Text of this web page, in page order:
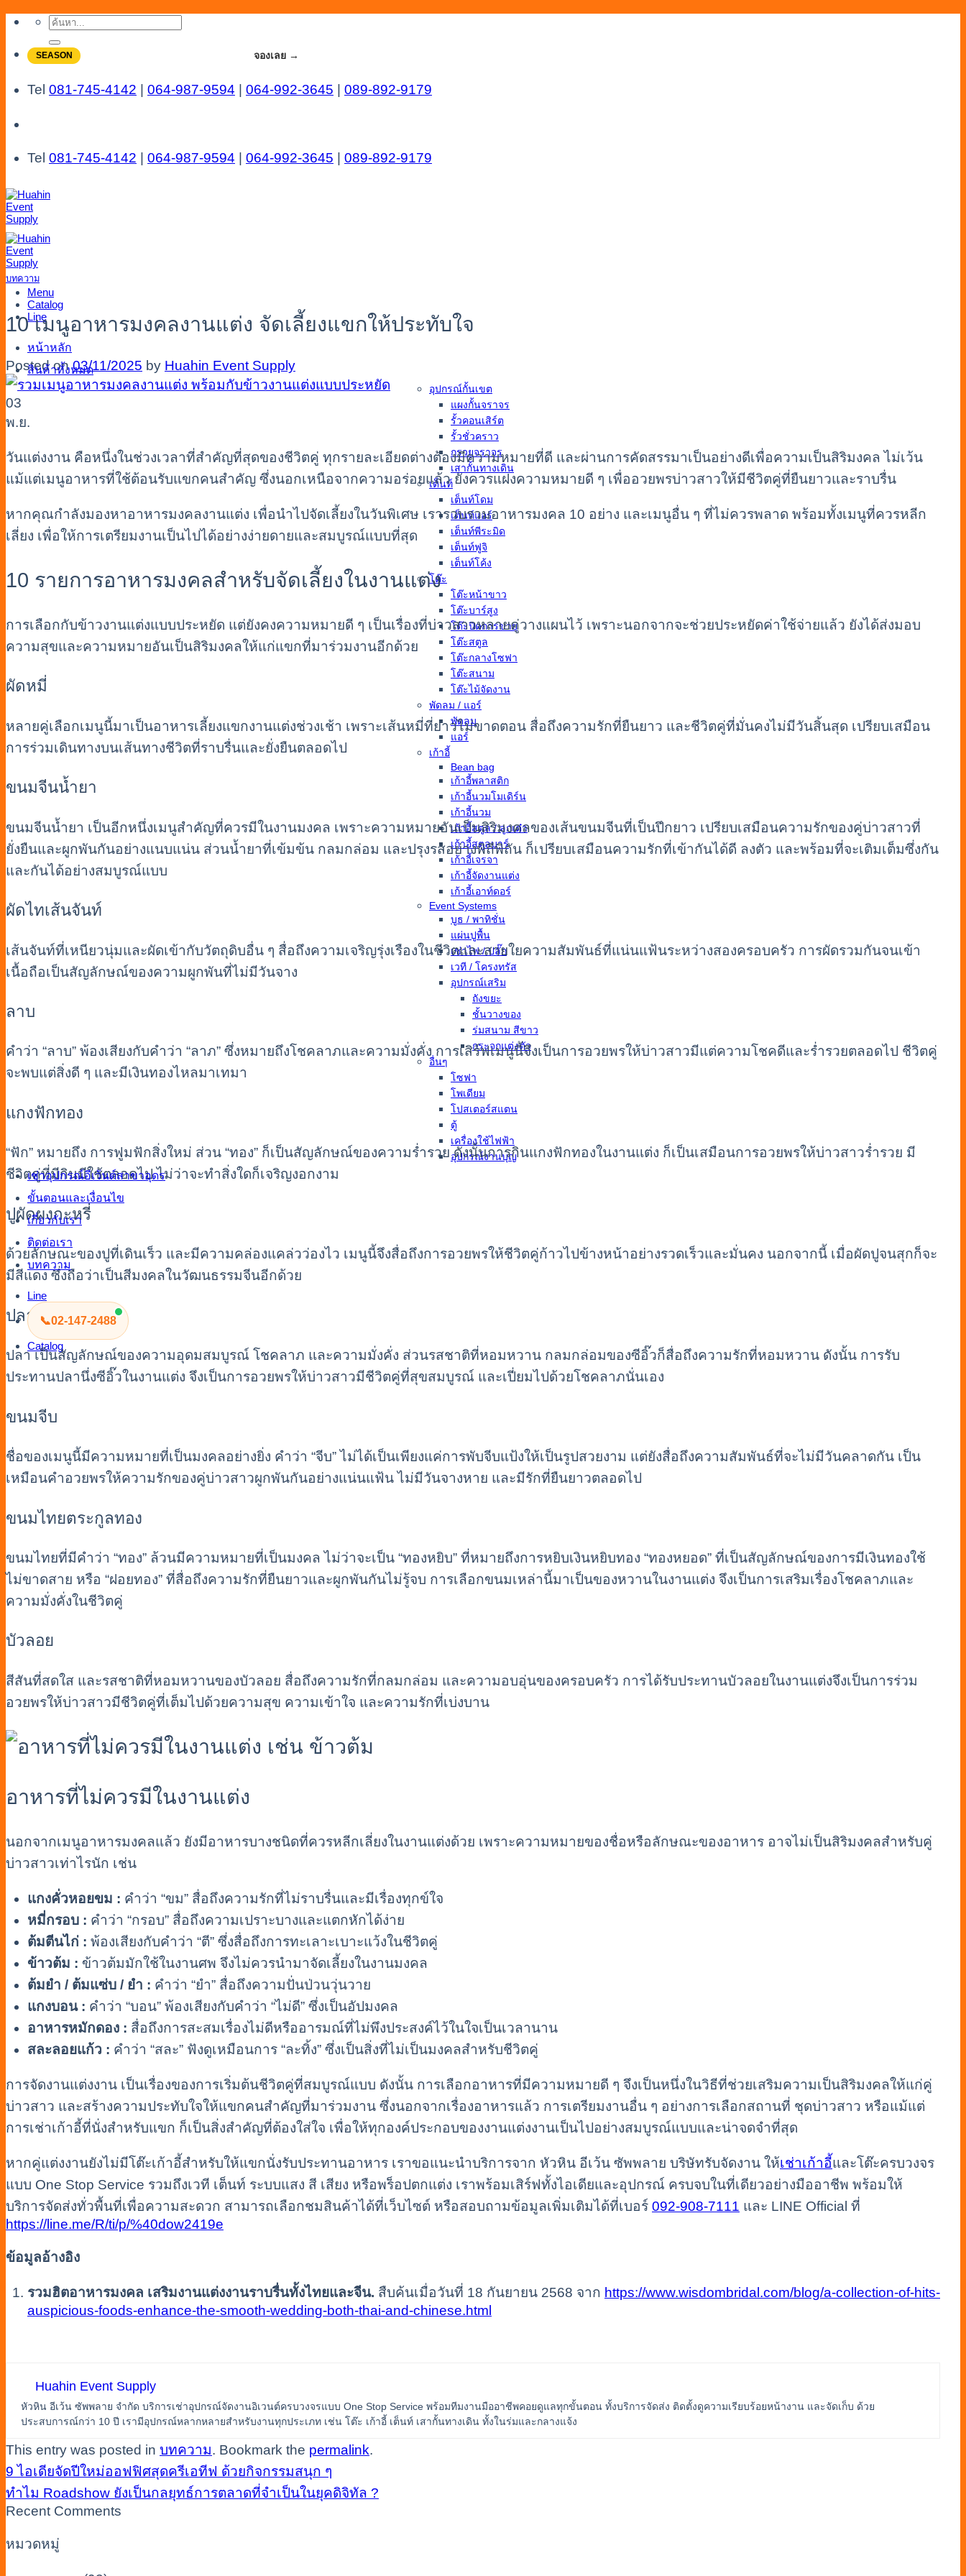
Skip
content
ค้นหา:
SEASON จองเลย →
Tel 081-745-4142 064-987-9594 064-992-3645 089-892-9179
Tel 081-745-4142 064-987-9594 064-992-3645 089-892-9179
Menu
Catalog
Line
หน้าหลัก
สินค้าทั้งหมด
อุปกรณ์กั้นเขต
แผงกั้นจราจร
รั้วคอนเสิร์ต
รั้วชั่วคราว
กรวยจราจร
เสากั้นทางเดิน
เต็นท์
เต็นท์โดม
เต็นท์แอร์
เต็นท์พีระมิด
เต็นท์ฟูจิ
เต็นท์โค้ง
โต๊ะ
โต๊ะหน้าขาว
โต๊ะบาร์สูง
โต๊ะปิดการขาย
โต๊ะสตูล
โต๊ะกลางโซฟา
โต๊ะสนาม
โต๊ะไม้จัดงาน
พัดลม / แอร์
พัดลม
แอร์
เก้าอี้
Bean bag
เก้าอี้พลาสติก
เก้าอี้นวมโมเดิร์น
เก้าอี้นวม
เก้าอี้สตูล / ลูกเต๋า
เก้าอี้สตูลบาร์
เก้าอี้เจรจา
เก้าอี้จัดงานแต่ง
เก้าอี้เอาท์ดอร์
Event Systems
บูธ / พาทิชั่น
แผ่นปูพื้น
เช่าไฟ / ปลั๊ก
เวที / โครงทรัส
อุปกรณ์เสริม
ถังขยะ
ชั้นวางของ
ร่มสนาม สีขาว
กระจกแต่งตัว
อื่นๆ
โซฟา
โพเดียม
โปสเตอร์สแตน
ตู้
เครื่องใช้ไฟฟ้า
อุปกรณ์งานบุญ
เช่าอุปกรณ์อีเว้นต์สาขาอุดร
ขั้นตอนและเงื่อนไข
เกี่ยวกับเรา
ติดต่อเรา
บทความ
Line
📞02-147-2488
Catalog
บทความ
10 เมนูอาหารมงคลงานแต่ง จัดเลี้ยงแขกให้ประทับใจ
Posted on03/11/2025 by Huahin Event Supply
03
พ.ย.
วันแต่งงาน คือหนึ่งในช่วงเวลาที่สำคัญที่สุดของชีวิตคู่ ทุกรายละเอียดต่างต้องมีความหมายที่ดี และผ่านการคัดสรรมาเป็นอย่างดีเพื่อความเป็นสิริมงคล ไม่เว้น
แม้แต่เมนูอาหารที่ใช้ต้อนรับแขกคนสำคัญ ซึ่งนอกเหนือจากความอร่อยแล้ว ยังควรแฝงความหมายดี ๆ เพื่ออวยพรบ่าวสาวให้มีชีวิตคู่ที่ยืนยาวและราบรื่น
หากคุณกำลังมองหาอาหารมงคลงานแต่ง เพื่อนำไปจัดเลี้ยงในวันพิเศษ เรารวบรวมอาหารมงคล 10 อย่าง และเมนูอื่น ๆ ที่ไม่ควรพลาด พร้อมทั้งเมนูที่ควรหลีก
เลี่ยง เพื่อให้การเตรียมงานเป็นไปได้อย่างง่ายดายและสมบูรณ์แบบที่สุด
10 รายการอาหารมงคลสำหรับจัดเลี้ยงในงานแต่ง
การเลือกกับข้าวงานแต่งแบบประหยัด แต่ยังคงความหมายดี ๆ เป็นเรื่องที่บ่าวสาวหลายคู่วางแผนไว้ เพราะนอกจากจะช่วยประหยัดค่าใช้จ่ายแล้ว ยังได้ส่งมอบ
ความสุขและความหมายอันเป็นสิริมงคลให้แก่แขกที่มาร่วมงานอีกด้วย
ผัดหมี่
หลายคู่เลือกเมนูนี้มาเป็นอาหารเลี้ยงแขกงานแต่งช่วงเช้า เพราะเส้นหมี่ที่ยาวไม่ขาดตอน สื่อถึงความรักที่ยืนยาว และชีวิตคู่ที่มั่นคงไม่มีวันสิ้นสุด เปรียบเสมือน
การร่วมเดินทางบนเส้นทางชีวิตที่ราบรื่นและยั่งยืนตลอดไป
ขนมจีนน้ำยา
ขนมจีนน้ำยา เป็นอีกหนึ่งเมนูสำคัญที่ควรมีในงานมงคล เพราะความหมายอันเป็นสิริมงคลของเส้นขนมจีนที่เป็นปึกยาว เปรียบเสมือนความรักของคู่บ่าวสาวที่
ยั่งยืนและผูกพันกันอย่างแนบแน่น ส่วนน้ำยาที่เข้มข้น กลมกล่อม และปรุงรสอย่างพิถีพิถัน ก็เปรียบเสมือนความรักที่เข้ากันได้ดี ลงตัว และพร้อมที่จะเติมเต็มซึ่งกัน
และกันได้อย่างสมบูรณ์แบบ
ผัดไทเส้นจันท์
เส้นจันท์ที่เหนียวนุ่มและผัดเข้ากับวัตถุดิบอื่น ๆ สื่อถึงความเจริญรุ่งเรืองในชีวิตและสายใยความสัมพันธ์ที่แน่นแฟ้นระหว่างสองครอบครัว การผัดรวมกันจนเข้า
เนื้อถือเป็นสัญลักษณ์ของความผูกพันที่ไม่มีวันจาง
ลาบ
คำว่า “ลาบ” พ้องเสียงกับคำว่า “ลาภ” ซึ่งหมายถึงโชคลาภและความมั่งคั่ง การเสิร์ฟเมนูนี้จึงเป็นการอวยพรให้บ่าวสาวมีแต่ความโชคดีและร่ำรวยตลอดไป ชีวิตคู่
จะพบแต่สิ่งดี ๆ และมีเงินทองไหลมาเทมา
แกงฟักทอง
“ฟัก” หมายถึง การฟูมฟักสิ่งใหม่ ส่วน “ทอง” ก็เป็นสัญลักษณ์ของความร่ำรวย ดังนั้นการกินแกงฟักทองในงานแต่ง ก็เป็นเสมือนการอวยพรให้บ่าวสาวร่ำรวย มี
ชีวิตคู่ที่มีกินมีใช้ตลอดไป ไม่ว่าจะทำสิ่งใดก็เจริญงอกงาม
ปูผัดผงกะหรี่
ด้วยลักษณะของปูที่เดินเร็ว และมีความคล่องแคล่วว่องไว เมนูนี้จึงสื่อถึงการอวยพรให้ชีวิตคู่ก้าวไปข้างหน้าอย่างรวดเร็วและมั่นคง นอกจากนี้ เมื่อผัดปูจนสุกก็จะ
มีสีแดง ซึ่งถือว่าเป็นสีมงคลในวัฒนธรรมจีนอีกด้วย
ปลานึ่งซีอิ๊ว
ปลา เป็นสัญลักษณ์ของความอุดมสมบูรณ์ โชคลาภ และความมั่งคั่ง ส่วนรสชาติที่หอมหวาน กลมกล่อมของซีอิ๊วก็สื่อถึงความรักที่หอมหวาน ดังนั้น การรับ
ประทานปลานึ่งซีอิ๊วในงานแต่ง จึงเป็นการอวยพรให้บ่าวสาวมีชีวิตคู่ที่สุขสมบูรณ์ และเปี่ยมไปด้วยโชคลาภนั่นเอง
ขนมจีบ
ชื่อของเมนูนี้มีความหมายที่เป็นมงคลอย่างยิ่ง คำว่า “จีบ” ไม่ได้เป็นเพียงแค่การพับจีบแป้งให้เป็นรูปสวยงาม แต่ยังสื่อถึงความสัมพันธ์ที่จะไม่มีวันคลาดกัน เป็น
เหมือนคำอวยพรให้ความรักของคู่บ่าวสาวผูกพันกันอย่างแน่นแฟ้น ไม่มีวันจางหาย และมีรักที่ยืนยาวตลอดไป
ขนมไทยตระกูลทอง
ขนมไทยที่มีคำว่า “ทอง” ล้วนมีความหมายที่เป็นมงคล ไม่ว่าจะเป็น “ทองหยิบ” ที่หมายถึงการหยิบเงินหยิบทอง “ทองหยอด” ที่เป็นสัญลักษณ์ของการมีเงินทองใช้
ไม่ขาดสาย หรือ “ฝอยทอง” ที่สื่อถึงความรักที่ยืนยาวและผูกพันกันไม่รู้จบ การเลือกขนมเหล่านี้มาเป็นของหวานในงานแต่ง จึงเป็นการเสริมเรื่องโชคลาภและ
ความมั่งคั่งในชีวิตคู่
บัวลอย
สีสันที่สดใส และรสชาติที่หอมหวานของบัวลอย สื่อถึงความรักที่กลมกล่อม และความอบอุ่นของครอบครัว การได้รับประทานบัวลอยในงานแต่งจึงเป็นการร่วม
อวยพรให้บ่าวสาวมีชีวิตคู่ที่เต็มไปด้วยความสุข ความเข้าใจ และความรักที่เบ่งบาน
อาหารที่ไม่ควรมีในงานแต่ง
นอกจากเมนูอาหารมงคลแล้ว ยังมีอาหารบางชนิดที่ควรหลีกเลี่ยงในงานแต่งด้วย เพราะความหมายของชื่อหรือลักษณะของอาหาร อาจไม่เป็นสิริมงคลสำหรับคู่
บ่าวสาวเท่าไรนัก เช่น
แกงคั่วหอยขม : คำว่า “ขม” สื่อถึงความรักที่ไม่ราบรื่นและมีเรื่องทุกข์ใจ
หมี่กรอบ : คำว่า “กรอบ” สื่อถึงความเปราะบางและแตกหักได้ง่าย
ต้มตีนไก่ : พ้องเสียงกับคำว่า “ตี” ซึ่งสื่อถึงการทะเลาะเบาะแว้งในชีวิตคู่
ข้าวต้ม : ข้าวต้มมักใช้ในงานศพ จึงไม่ควรนำมาจัดเลี้ยงในงานมงคล
ต้มยำ / ต้มแซ่บ / ยำ : คำว่า “ยำ” สื่อถึงความปั่นป่วนวุ่นวาย
แกงบอน : คำว่า “บอน” พ้องเสียงกับคำว่า “ไม่ดี” ซึ่งเป็นอัปมงคล
อาหารหมักดอง : สื่อถึงการสะสมเรื่องไม่ดีหรืออารมณ์ที่ไม่พึงประสงค์ไว้ในใจเป็นเวลานาน
สละลอยแก้ว : คำว่า “สละ” ฟังดูเหมือนการ “ละทิ้ง” ซึ่งเป็นสิ่งที่ไม่เป็นมงคลสำหรับชีวิตคู่
การจัดงานแต่งงาน เป็นเรื่องของการเริ่มต้นชีวิตคู่ที่สมบูรณ์แบบ ดังนั้น การเลือกอาหารที่มีความหมายดี ๆ จึงเป็นหนึ่งในวิธีที่ช่วยเสริมความเป็นสิริมงคลให้แก่คู่
บ่าวสาว และสร้างความประทับใจให้แขกคนสำคัญที่มาร่วมงาน ซึ่งนอกจากเรื่องอาหารแล้ว การเตรียมงานอื่น ๆ อย่างการเลือกสถานที่ ชุดบ่าวสาว หรือแม้แต่
การเช่าเก้าอี้ที่นั่งสำหรับแขก ก็เป็นสิ่งสำคัญที่ต้องใส่ใจ เพื่อให้ทุกองค์ประกอบของงานแต่งงานเป็นไปอย่างสมบูรณ์แบบและน่าจดจำที่สุด
หากคู่แต่งงานยังไม่มีโต๊ะเก้าอี้สำหรับให้แขกนั่งรับประทานอาหาร เราขอแนะนำบริการจาก หัวหิน อีเว้น ซัพพลาย บริษัทรับจัดงาน ให้เช่าเก้าอี้และโต๊ะครบวงจร
แบบ One Stop Service รวมถึงเวที เต็นท์ ระบบแสง สี เสียง หรือพร็อปตกแต่ง เราพร้อมเสิร์ฟทั้งไอเดียและอุปกรณ์ ครบจบในที่เดียวอย่างมืออาชีพ พร้อมให้
บริการจัดส่งทั่วพื้นที่เพื่อความสะดวก สามารถเลือกชมสินค้าได้ที่เว็บไซต์ หรือสอบถามข้อมูลเพิ่มเติมได้ที่เบอร์ 092-908-7111 และ LINE Official ที่
https://line.me/R/ti/p/%40dow2419e
ข้อมูลอ้างอิง
รวมฮิตอาหารมงคล เสริมงานแต่งงานราบรื่นทั้งไทยและจีน. สืบค้นเมื่อวันที่ 18 กันยายน 2568 จาก https://www.wisdombridal.com/blog/a-collection-of-hits-
auspicious-foods-enhance-the-smooth-wedding-both-thai-and-chinese.html
Huahin Event Supply
หัวหิน อีเว้น ซัพพลาย จำกัด บริการเช่าอุปกรณ์จัดงานอิเวนต์ครบวงจรแบบ One Stop Service พร้อมทีมงานมืออาชีพคอยดูแลทุกขั้นตอน ทั้งบริการจัดส่ง ติดตั้งดูความเรียบร้อยหน้างาน และจัดเก็บ ด้วย
ประสบการณ์กว่า 10 ปี เรามีอุปกรณ์หลากหลายสำหรับงานทุกประเภท เช่น โต๊ะ เก้าอี้ เต็นท์ เสากั้นทางเดิน ทั้งในร่มและกลางแจ้ง
This entry was posted in บทความ. Bookmark the permalink.
9 ไอเดียจัดปีใหม่ออฟฟิศสุดครีเอทีฟ ด้วยกิจกรรมสนุก ๆ
ทำไม Roadshow ยังเป็นกลยุทธ์การตลาดที่จำเป็นในยุคดิจิทัล ?
Recent Comments
หมวดหมู่